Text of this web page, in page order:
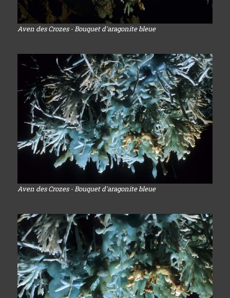
Aven des Crozes - Bouquet d'aragonite bleue
Aven des Crozes - Bouquet d'aragonite bleue